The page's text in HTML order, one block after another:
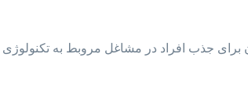
برای جذب افراد در مشاغل مروبط به